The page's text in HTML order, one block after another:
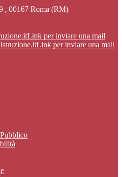
, 00167 Roma (RM)
Link per inviare una mail
Link per inviare una mail